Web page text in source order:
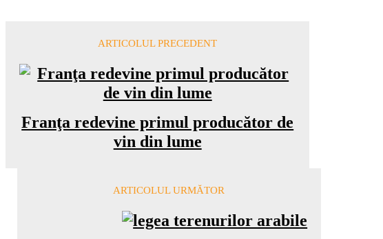
ARTICOLUL PRECEDENT
Franţa redevine primul producător de
vin din lume
ARTICOLUL URMĂTOR